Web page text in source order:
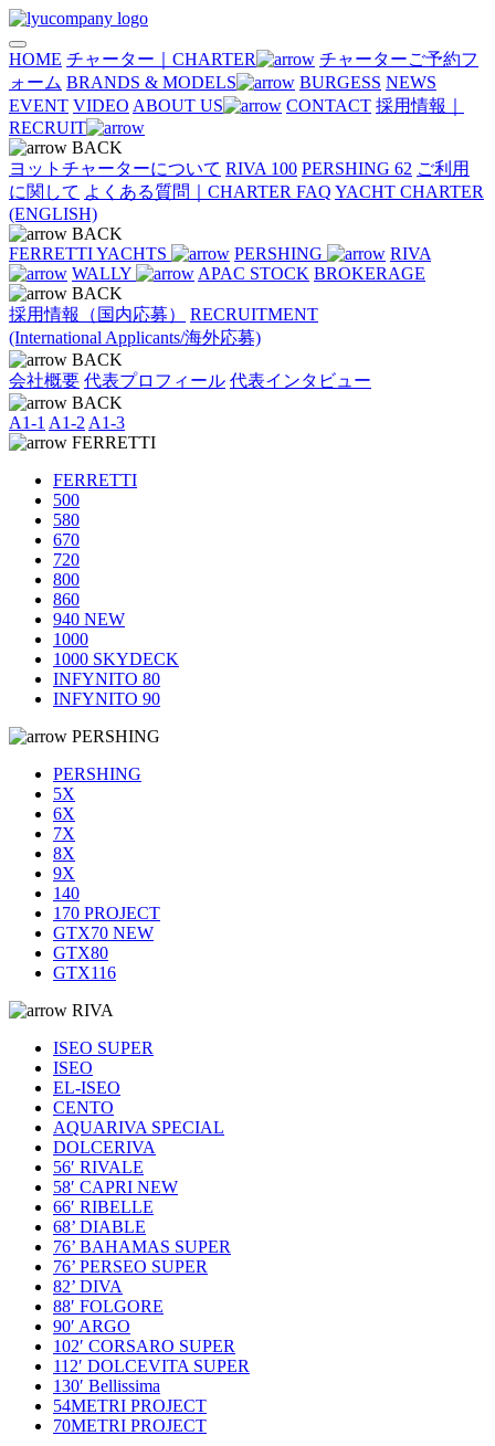
HOME チャーター｜CHARTER
チャーターご予約フ
ォーム BRANDS & MODELS BURGESS NEWS
EVENT VIDEO ABOUT US CONTACT 採用情報｜
RECRUIT
BACK
ヨットチャーターについて RIVA 100 PERSHING 62 ご利用
に関して よくある質問｜CHARTER FAQ YACHT CHARTER
(ENGLISH)
BACK
FERRETTI YACHTS
PERSHING
RIVA
WALLY
APAC STOCK BROKERAGE
BACK
採用情報（国内応募）
RECRUITMENT
(International Applicants/海外応募)
BACK
会社概要 代表プロフィール 代表インタビュー
BACK
A1-1 A1-2 A1-3
FERRETTI
FERRETTI
500
580
670
720
800
860
940 NEW
1000
1000 SKYDECK
INFYNITO 80
INFYNITO 90
PERSHING
PERSHING
5X
6X
7X
8X
9X
140
170 PROJECT
GTX70 NEW
GTX80
GTX116
RIVA
ISEO SUPER
ISEO
EL-ISEO
CENTO
AQUARIVA SPECIAL
DOLCERIVA
56′ RIVALE
58′ CAPRI NEW
66′ RIBELLE
68’ DIABLE
76’ BAHAMAS SUPER
76’ PERSEO SUPER
82’ DIVA
88′ FOLGORE
90′ ARGO
102′ CORSARO SUPER
112′ DOLCEVITA SUPER
130′ Bellissima
54METRI PROJECT
70METRI PROJECT